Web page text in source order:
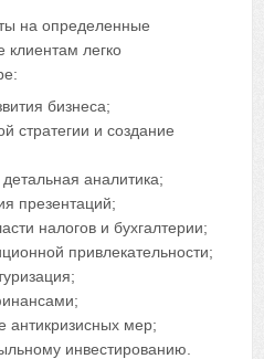
на определенные
легко
бизнеса;
стратегии и создание
аналитика;
презентаций;
налогов и бухгалтерии;
привлекательности;
антикризисных мер;
инвестированию.